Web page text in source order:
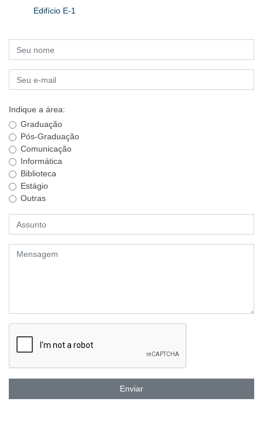
Edifício E-1
Indique a área:
Graduação
Pós-Graduação
Comunicação
Informática
Biblioteca
Estágio
Outras